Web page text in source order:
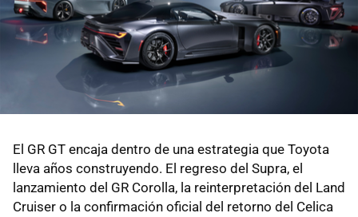
El GR GT encaja dentro de una estrategia que Toyota
lleva años construyendo. El regreso del Supra, el
lanzamiento del GR Corolla, la reinterpretación del Land
Cruiser o la confirmación oficial del retorno del Celica